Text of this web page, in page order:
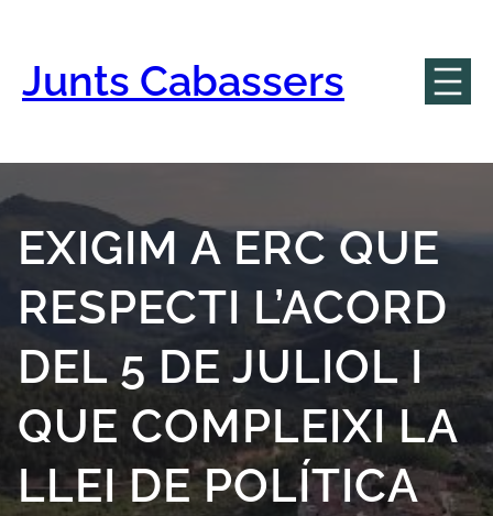
contingut
Junts Cabassers
EXIGIM A ERC QUE
RESPECTI L’ACORD
DEL 5 DE JULIOL I
QUE COMPLEIXI LA
LLEI DE POLÍTICA